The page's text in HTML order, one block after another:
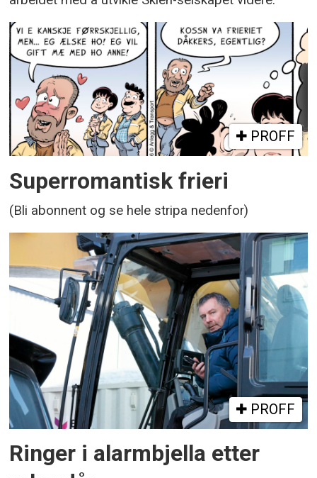
PROFF
Superromantisk frieri
(Bli abonnent og se hele stripa nedenfor)
PROFF
Ringer i alarmbjella etter